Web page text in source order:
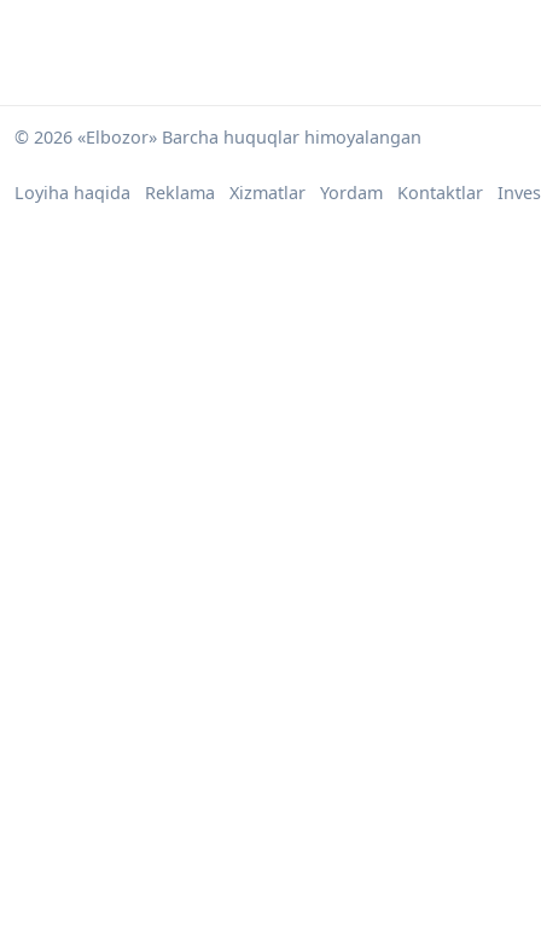
© 2026 «Elbozor» Barcha huquqlar himoyalangan
Loyiha haqida Reklama Xizmatlar Yordam Kontaktlar